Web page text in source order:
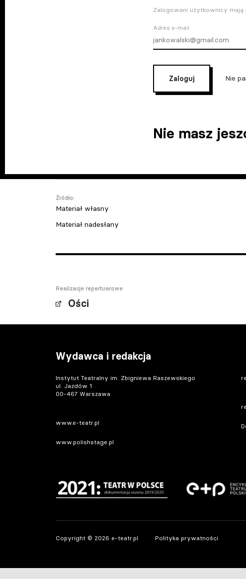
Zalogowani użytkownicy
Adres e-mail
Zaloguj Nie
Nie masz
Źródło:
Materiał własny
Materiał nadesłany
Realizacje repertuarowe
Ości
Wydawca i redakcja
Instytut Teatralny im. Zbigniewa Raszewskiego
ul. Jazdów 1
00-467 Warszawa
www.e-teatr.pl
www.polishstage.pl
Copyright © 2026 e-teatr.pl Polityka prywatności